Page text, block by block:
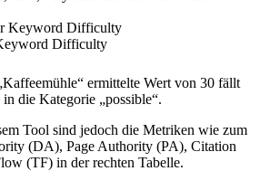
Difficulty
ermittelte Wert von 30 fällt
die Kategorie „possible“.
Tool sind jedoch die Metriken wie zum
(DA), Page Authority (PA), Citation
(TF) in der rechten Tabelle.